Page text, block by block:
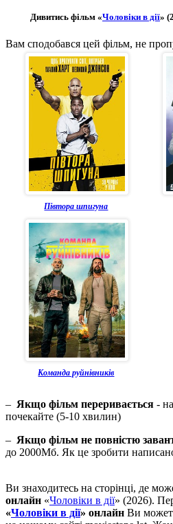
Дивитись фільм «Чоловіки в дії»
Вам сподобався цей фільм, не
Півтора шпигуна
Команда руйнівників
– Якщо фільм переривається -
почекайте (5-10 хвилин)
– Якщо фільм не повністю
до 2000Мб. Як це зробити
Ви знаходитесь на сторінці, де
онлайн «Чоловіки в дії» (2026).
«Чоловіки в дії» онлайн Ви